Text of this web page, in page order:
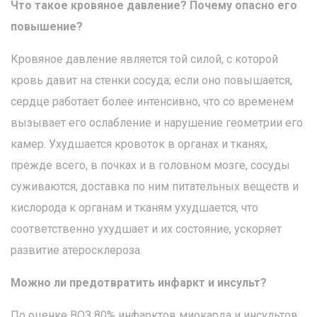
Что такое кровяное давление? Почему опасно его
повышение?
Кровяное давление является той силой, с которой
кровь давит на стенки сосуда; если оно повышается,
сердце работает более интенсивно, что со временем
вызывает его ослабление и нарушение геометрии его
камер. Ухудшается кровоток в органах и тканях,
прежде всего, в почках и в головном мозге, сосуды
суживаются, доставка по ним питательных веществ и
кислорода к органам и тканям ухудшается, что
соответственно ухудшает и их состояние, ускоряет
развитие атеросклероза.
Можно ли предотвратить инфаркт и инсульт?